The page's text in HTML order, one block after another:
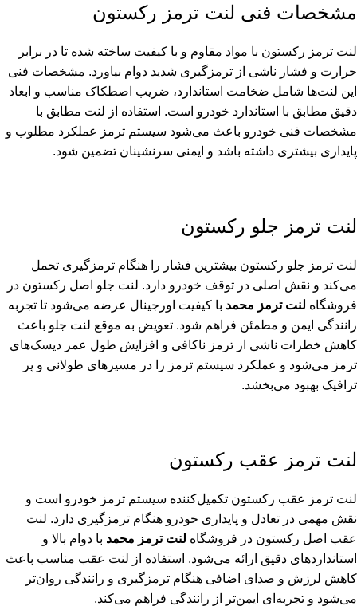
مشخصات فنی لنت ترمز رکستون
لنت ترمز رکستون با مواد مقاوم و با کیفیت ساخته شده تا در برابر
حرارت و فشار ناشی از ترمزگیری شدید دوام بیاورد. مشخصات فنی
این لنت‌ها شامل ضخامت استاندارد، ضریب اصطکاک مناسب و ابعاد
دقیق مطابق با استاندارد خودرو است. استفاده از لنت مطابق با
مشخصات فنی خودرو باعث می‌شود سیستم ترمز عملکرد مطلوب و
پایداری بیشتری داشته باشد و ایمنی سرنشینان تضمین شود.
لنت ترمز جلو رکستون
لنت ترمز جلو رکستون بیشترین فشار را هنگام ترمزگیری تحمل
می‌کند و نقش اصلی در توقف خودرو دارد. لنت جلو اصل رکستون در
فروشگاه لنت ترمز محمد با کیفیت اورجینال عرضه می‌شود تا تجربه
رانندگی ایمن و مطمئن فراهم شود. تعویض به موقع لنت جلو باعث
کاهش خطرات ناشی از ترمز ناکافی و افزایش طول عمر دیسک‌های
ترمز می‌شود و عملکرد سیستم ترمز را در مسیرهای طولانی و پر
ترافیک بهبود می‌بخشد.
لنت ترمز عقب رکستون
لنت ترمز عقب رکستون تکمیل‌کننده سیستم ترمز خودرو است و
نقش مهمی در تعادل و پایداری خودرو هنگام ترمزگیری دارد. لنت
عقب اصل رکستون در فروشگاه لنت ترمز محمد با دوام بالا و
استانداردهای دقیق ارائه می‌شود. استفاده از لنت عقب مناسب باعث
کاهش لرزش و صدای اضافی هنگام ترمزگیری و رانندگی روان‌تر
می‌شود و تجربه‌ای ایمن‌تر از رانندگی فراهم می‌کند.